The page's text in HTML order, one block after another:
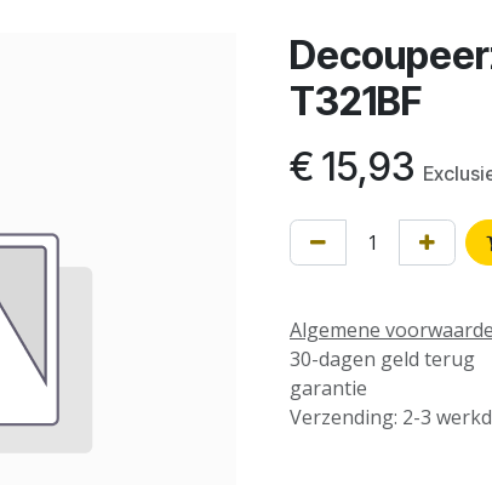
T321BF
€ 15,93
Algemene
30-dagen geld terug
garantie
Verzending: 2-3